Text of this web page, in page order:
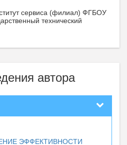
сервиса (филиал) ФГБОУ
технический
автора
ЭФФЕКТИВНОСТИ